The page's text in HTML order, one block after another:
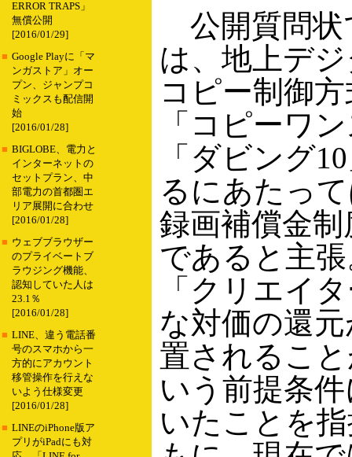
ERROR TRAPS」
無償公開
[2016/01/29]
■ Google Playに「マ
ンガストア」オー
プン、ジャンプコ
ミックスも配信開
始
[2016/01/28]
■ BIGLOBE、電力と
インターネットの
セットプラン、中
部電力の首都圏エ
リア展開に合わせ
[2016/01/28]
■ ウェブブラウザー
のプライベートブ
ラウジング機能、
認知していた人は
23.1％
[2016/01/28]
■ LINE、違う電話番
号のスマホから一
方的にアカウント
移管操作を行えな
いよう仕様変更
[2016/01/28]
■ LINEのiPhone版ア
プリがiPadにも対
公開質問状
は、地上デ
コピー制御
「コピーワ
「ダビング
るにあたっ
録画補償金
であると主
「クリエイ
な対価の還
置されるこ
いう前提条
いたことを